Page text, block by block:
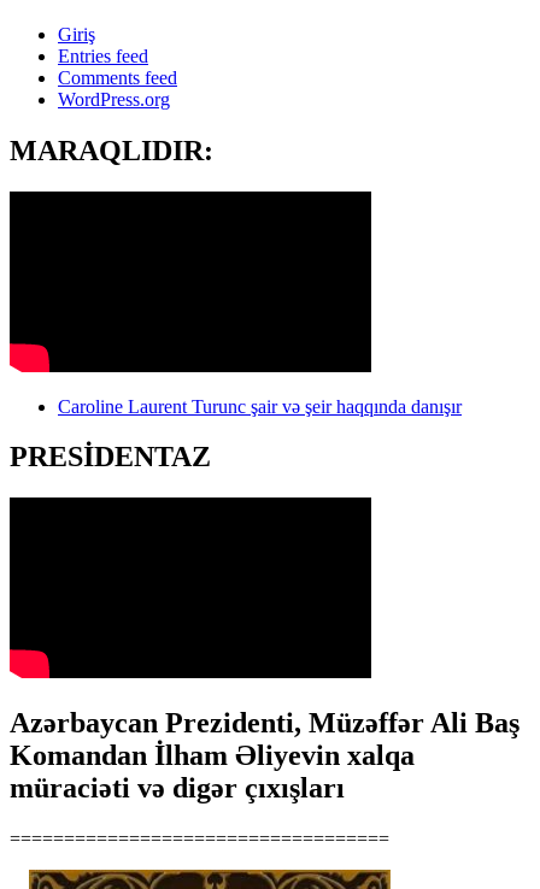
Giriş
Entries feed
Comments feed
WordPress.org
MARAQLIDIR:
Caroline Laurent Turunc şair və şeir haqqında danışır
PRESİDENTAZ
Azərbaycan Prezidenti, Müzəffər Ali Baş
Komandan İlham Əliyevin xalqa
müraciəti və digər çıxışları
===================================